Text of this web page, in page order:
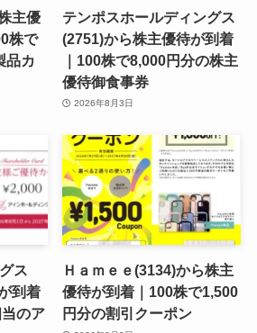
主優
株で
品カ
テンポスホールディングス
(2751)から株主優待が到着
｜100株で8,000円分の株主
優待御食事券
2026年8月3日
ス
到着
のア
Ｈａｍｅｅ(3134)から株主
優待が到着｜100株で1,500
円分の割引クーポン